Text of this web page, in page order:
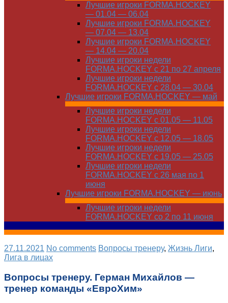
Лучшие игроки FORMA.HOCKEY
— 01.04 — 06.04
Лучшие игроки FORMA.HOCKEY
— 07.04 — 13.04
Лучшие игроки FORMA.HOCKEY
— 14.04 — 20.04
Лучшие игроки недели
FORMA.HOCKEY с 21 по 27 апреля
Лучшие игроки недели
FORMA.HOCKEY с 28.04 — 30.04
Лучшие игроки FORMA.HOCKEY — май
Лучшие игроки недели
FORMA.HOCKEY с 01.05 — 11.05
Лучшие игроки недели
FORMA.HOCKEY с 12.05 — 18.05
Лучшие игроки недели
FORMA.HOCKEY с 19.05 — 25.05
Лучшие игроки недели
FORMA.HOCKEY с 26 мая по 1
июня
Лучшие игроки FORMA.HOCKEY — июнь
Лучшие игроки недели
FORMA.HOCKEY со 2 по 11 июня
27.11.2021 No comments Вопросы тренеру, Жизнь Лиги,
Лига в лицах
Вопросы тренеру. Герман Михайлов —
тренер команды «ЕвроХим»